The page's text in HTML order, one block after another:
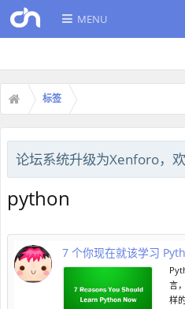
MENU
标签
论坛系统升级为Xenforo，欢
python
7 个你现在就该学习
言
样